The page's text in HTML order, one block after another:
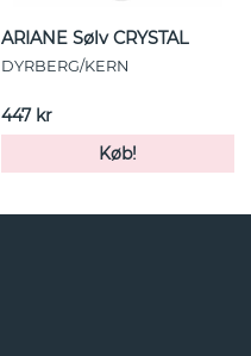
ARIANE Sølv CRYSTAL
DYRBERG/KERN
447 kr
Køb!